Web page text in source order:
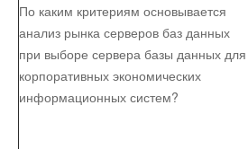
По каким критериям основывается
анализ рынка серверов баз данных
при выборе сервера базы данных для
корпоративных экономических
информационных систем?